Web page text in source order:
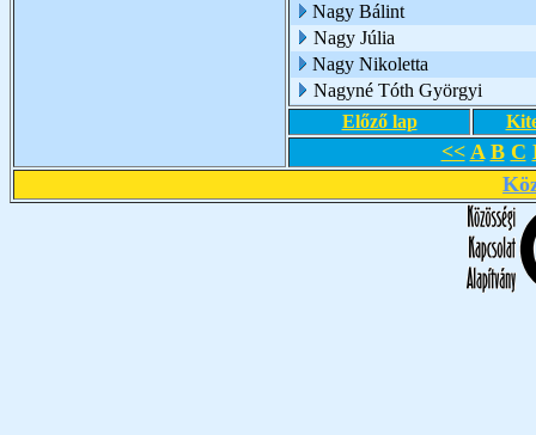
Nagy Bálint
Nagy Júlia
Nagy Nikoletta
Nagyné Tóth Györgyi
Előző lap
<< A B C